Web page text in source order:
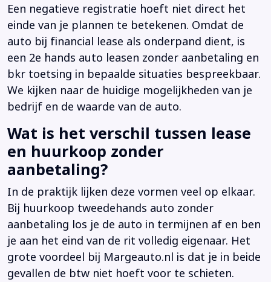
Een negatieve registratie hoeft niet direct het
einde van je plannen te betekenen. Omdat de
auto bij financial lease als onderpand dient, is
een 2e hands auto leasen zonder aanbetaling en
bkr toetsing in bepaalde situaties bespreekbaar.
We kijken naar de huidige mogelijkheden van je
bedrijf en de waarde van de auto.
Wat is het verschil tussen lease
en huurkoop zonder
aanbetaling?
In de praktijk lijken deze vormen veel op elkaar.
Bij huurkoop tweedehands auto zonder
aanbetaling los je de auto in termijnen af en ben
je aan het eind van de rit volledig eigenaar. Het
grote voordeel bij Margeauto.nl is dat je in beide
gevallen de btw niet hoeft voor te schieten.